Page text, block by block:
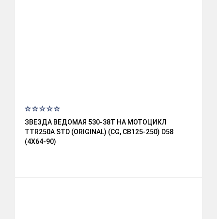
ЗВЕЗДА ВЕДОМАЯ 530-38T НА МОТОЦИКЛ
TTR250A STD (ORIGINAL) (CG, CB125-250) D58
(4X64-90)